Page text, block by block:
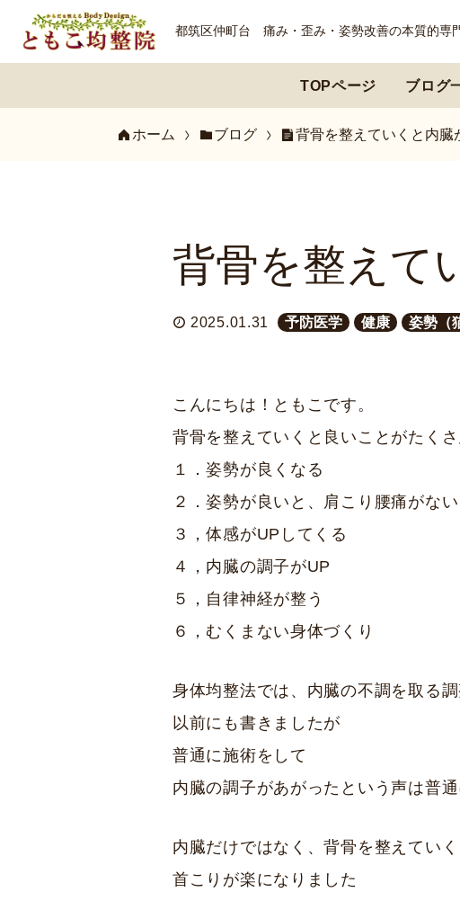
都筑区仲町台 痛み・歪み・姿勢改善の本質的専
TOPページ ブログ
ホーム ブログ 背骨を整えていくと内臓
背骨を整えて
2025.01.31 予防医学 健康 姿勢（
こんにちは！ともこです。
背骨を整えていくと良いことがたくさ
１．姿勢が良くなる
２．姿勢が良いと、肩こり腰痛がない
３，体感がUPしてくる
４，内臓の調子がUP
５，自律神経が整う
６，むくまない身体づくり
身体均整法では、内臓の不調を取る調
以前にも書きましたが
普通に施術をして
内臓の調子があがったという声は普通
内臓だけではなく、背骨を整えていく
首こりが楽になりました